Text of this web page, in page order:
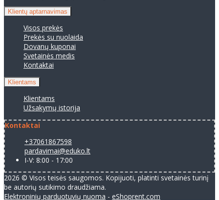
Klientų aptarnavimas
Visos prekės
Prekės su nuolaida
Dovanų kuponai
Svetainės medis
Kontaktai
Klientams
Klientams
Užsakymų istorija
Kontaktai
+37061867598
pardavimai@eduko.lt
I-V: 8:00 - 17:00
2026 © Visos teisės saugomos. Kopijuoti, platinti svetainės turinį
be autorių sutikimo draudžiama.
Elektroninių parduotuvių nuoma - eShoprent.com